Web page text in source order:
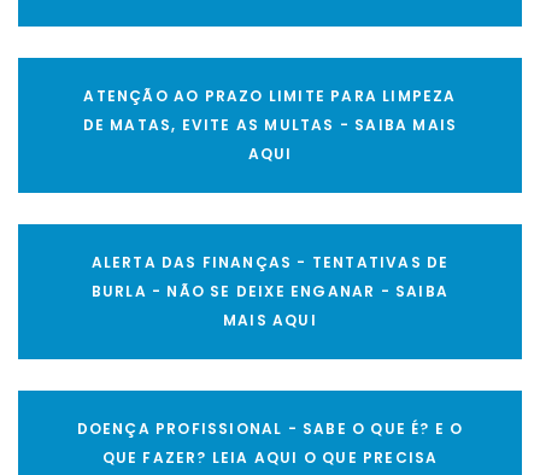
ATENÇÃO AO PRAZO LIMITE PARA LIMPEZA
DE MATAS, EVITE AS MULTAS - SAIBA MAIS
AQUI
ALERTA DAS FINANÇAS - TENTATIVAS DE
BURLA - NÃO SE DEIXE ENGANAR - SAIBA
MAIS AQUI
DOENÇA PROFISSIONAL - SABE O QUE É? E O
QUE FAZER? LEIA AQUI O QUE PRECISA